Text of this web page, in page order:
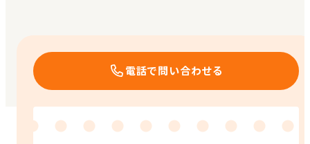
電話で問い合わせる